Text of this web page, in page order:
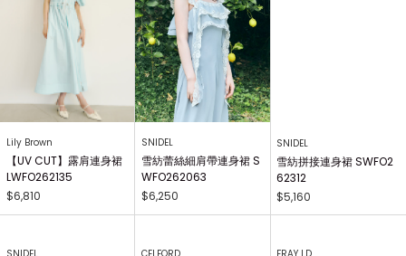
Lily Brown
【UV CUT】露肩連身裙
LWFO262135
$6,810
SNIDEL
雪紡蕾絲細肩帶連身裙 S
WFO262063
$6,250
SNIDEL
雪紡拼接連身裙 SWFO2
62312
$5,160